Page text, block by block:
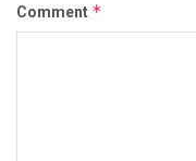
Comment *